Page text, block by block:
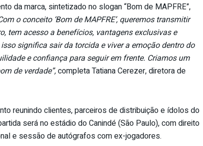
da marca, sintetizado no slogan “Bom de MAPFRE”,
o conceito ‘Bom de MAPFRE’, queremos transmitir
tem acesso a benefícios, vantagens exclusivas e
significa sair da torcida e viver a emoção dentro do
e confiança para seguir em frente. Criamos um
de verdade”,completa Tatiana Cerezer, diretora de
reunindo clientes, parceiros de distribuição e ídolos do
será no estádio do Canindé (São Paulo), com direito
e sessão de autógrafos com ex-jogadores.